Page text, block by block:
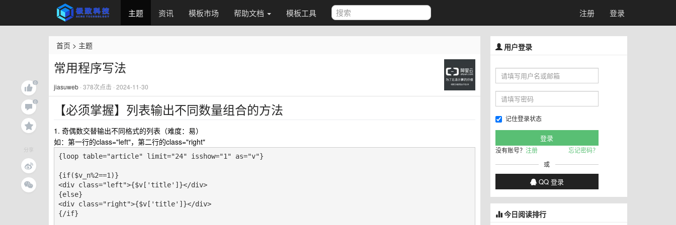
主题 资讯 模板市场 帮助文档 模板工具 注册 登录
首页 > 主题
常用程序写法
jiasuweb · 378次点击 · 2024-11-30
【必须掌握】列表输出不同数量组合的方法
1. 奇偶数交替输出不同格式的列表（难度：易）
如：第一行的class="left"，第二行的class="right"
{loop table="article" limit="24" isshow="1" as="v"}
{if($v_n%2==1)}
<div class="left">{$v['title']}</div>
{else}
<div class="right">{$v['title']}</div>
{/if}
用户登录
记住登录状态
没有账号？ 注册
忘记密码？
或
QQ 登录
今日阅读排行